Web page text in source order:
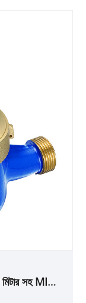
মিটার সহ MID